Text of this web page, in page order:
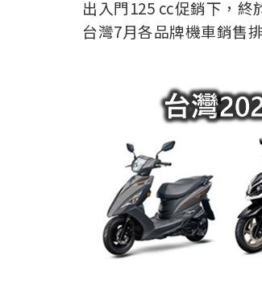
出入門125 cc促銷下，終
台灣7月各品牌機車銷售